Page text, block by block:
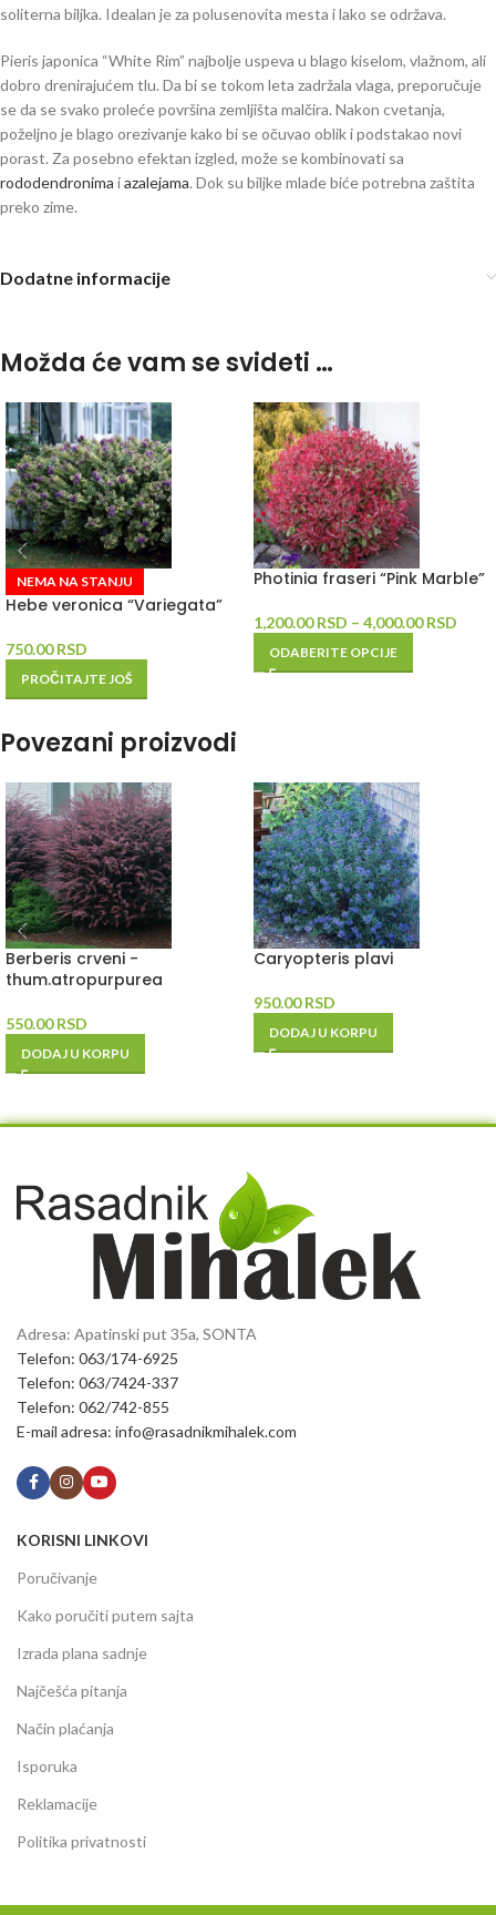
soliterna biljka. Idealan je za polusenovita mesta i lako se održava.
Pieris japonica “White Rim” najbolje uspeva u blago kiselom, vlažnom, ali
dobro drenirajućem tlu. Da bi se tokom leta zadržala vlaga, preporučuje
se da se svako proleće površina zemljišta malčira. Nakon cvetanja,
poželjno je blago orezivanje kako bi se očuvao oblik i podstakao novi
porast. Za posebno efektan izgled, može se kombinovati sa
rododendronima iazalejama. Dok su biljke mlade biće potrebna zaštita
preko zime.
Dodatne informacije
Možda će vam se svideti …
NEMA NA STANJU
Hebe veronica “Variegata”
750.00RSD
PROČITAJTE JOŠ
Photinia fraseri “Pink Marble”
1,200.00RSD – 4,000.00RSD
ODABERITE OPCIJE
Povezani proizvodi
Berberis crveni -
thum.atropurpurea
550.00RSD
DODAJ U KORPU
Caryopteris plavi
950.00RSD
DODAJ U KORPU
Adresa: Apatinski put 35a, SONTA
Telefon: 063/174-6925
Telefon: 063/7424-337
Telefon: 062/742-855
E-mail adresa: info@rasadnikmihalek.com
KORISNI LINKOVI
Poručivanje
Kako poručiti putem sajta
Izrada plana sadnje
Najčešća pitanja
Način plaćanja
Isporuka
Reklamacije
Politika privatnosti